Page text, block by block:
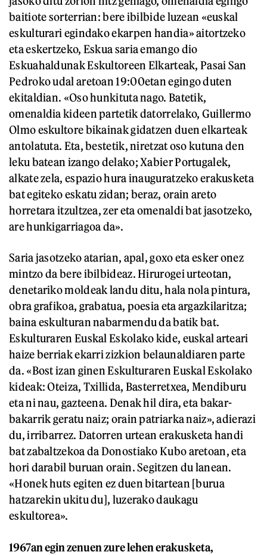
baitiote sorterrian: bere ibilbide luzean «euskal
eskulturari egindako ekarpen handia» aitortzeko
eta eskertzeko, Eskua saria emango dio
Eskuahaldunak Eskultoreen Elkarteak, Pasai San
Pedroko udal aretoan 19:00etan egingo duten
ekitaldian. «Oso hunkituta nago. Batetik,
omenaldia kideen partetik datorrelako, Guillermo
Olmo eskultore bikainak gidatzen duen elkarteak
antolatuta. Eta, bestetik, niretzat oso kutuna den
leku batean izango delako; Xabier Portugalek,
alkate zela, espazio hura inauguratzeko erakusketa
bat egiteko eskatu zidan; beraz, orain areto
horretara itzultzea, zer eta omenaldi bat jasotzeko,
are hunkigarriagoa da».
Saria jasotzeko atarian, apal, goxo eta esker onez
mintzo da bere ibilbideaz. Hirurogei urteotan,
denetariko moldeak landu ditu, hala nola pintura,
obra grafikoa, grabatua, poesia eta argazkilaritza;
baina eskulturan nabarmendu da batik bat.
Eskulturaren Euskal Eskolako kide, euskal arteari
haize berriak ekarri zizkion belaunaldiaren parte
da. «Bost izan ginen Eskulturaren Euskal Eskolako
kideak: Oteiza, Txillida, Basterretxea, Mendiburu
eta ni nau, gazteena. Denak hil dira, eta bakar-
bakarrik geratu naiz; orain patriarka naiz», adierazi
du, irribarrez. Datorren urtean erakusketa handi
bat zabaltzekoa da Donostiako Kubo aretoan, eta
hori darabil buruan orain. Segitzen du lanean.
«Honek huts egiten ez duen bitartean [burua
hatzarekin ukitu du], luzerako daukagu
eskultorea».
1967an egin zenuen zure lehen erakusketa,